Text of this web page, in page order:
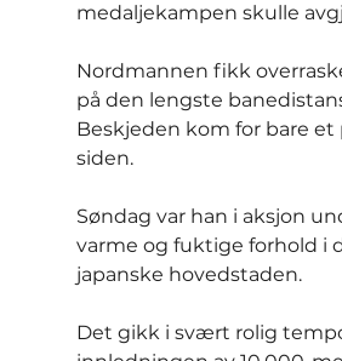
medaljekampen skulle
Nordmannen fikk
på den lengste
Beskjeden kom for bare et
siden.
Søndag var han i aksjon
varme og fuktige forhold i
japanske hovedstaden.
Det gikk i svært rolig